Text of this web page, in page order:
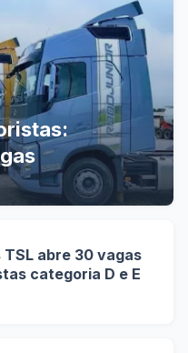
abre 30 vagas
categoria D e E